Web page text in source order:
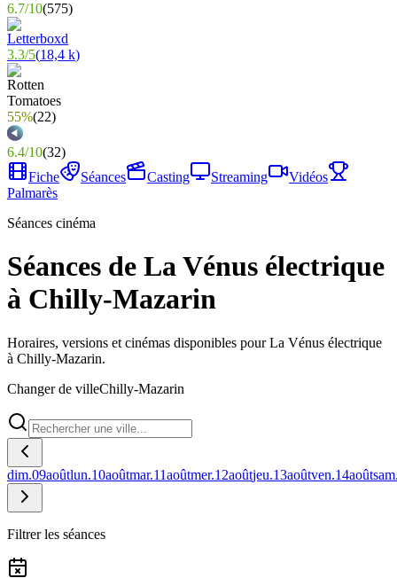
6.7/10(575)
3.3/5(18,4 k)
55%(22)
6.4/10(32)
Fiche
Séances Casting Streaming
Vidéos
Palmarès
Séances cinéma
Séances de La Vénus électrique
à Chilly-Mazarin
Horaires, versions et cinémas disponibles pour La Vénus électrique
à Chilly-Mazarin.
Changer de villeChilly-Mazarin
dim.09aoûtlun.10aoûtmar.11aoûtmer.12aoûtjeu.13aoûtven.14août
Filtrer les séances